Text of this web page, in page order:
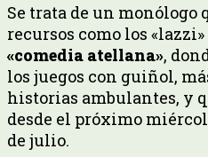
Se trata de un monólogo
recursos como los
«comedia atellana»,
los juegos con guiñol,
historias ambulantes, y
desde el próximo
de julio.